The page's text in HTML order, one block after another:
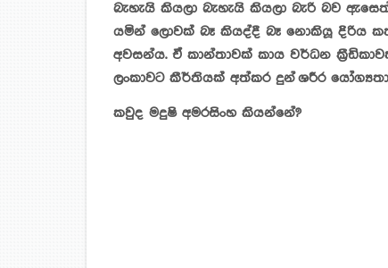
බැහැයි කියලා බැහැයි කියලා බැරි බව
යමින් ලොවක් බෑ කියද්දී බෑ නොකියූ දිරිය
අවසන්ය. ඒ කාන්තාවක් කාය වර්ධන
ලංකාවට කීර්තියක් අත්කර දුන් ශරීර
කවුද මදුෂි අමරසිංහ කියන්නේ?